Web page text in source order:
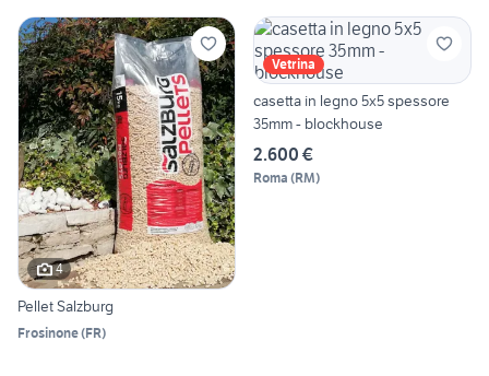
4
Pellet Salzburg
Frosinone(FR)
Vetrina
casetta in legno 5x5 spessore
35mm - blockhouse
2.600 €
Roma (RM)